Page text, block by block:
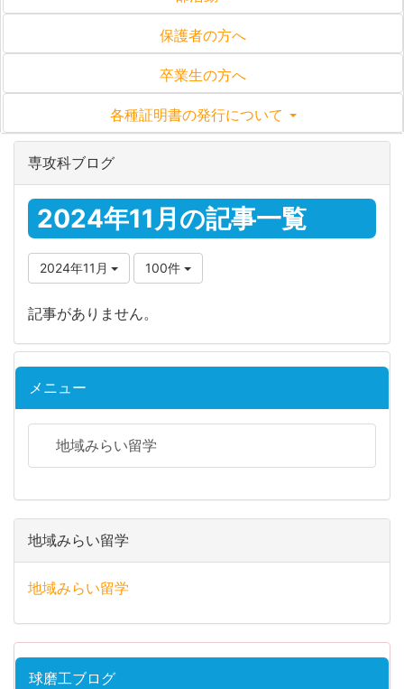
保護者の方へ
卒業生の方へ
各種証明書の発行について
専攻科ブログ
2024年11月の記事一覧
2024年11月 100件
記事がありません。
メニュー
地域みらい留学
地域みらい留学
地域みらい留学
球磨工ブログ